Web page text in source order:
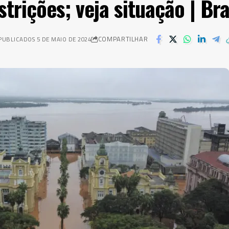
veja situação |
5 DE MAIO DE 2024 COMPARTILHAR